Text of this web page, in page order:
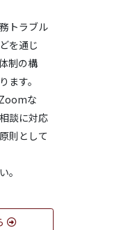
トラブル
を通じ
制の構
ます。
な
談に対応
則として
。